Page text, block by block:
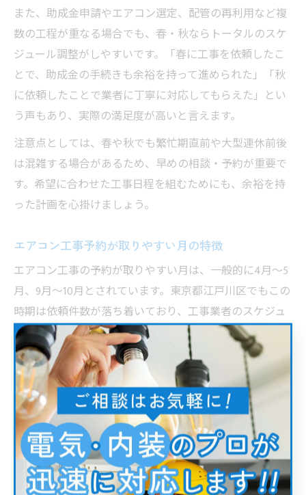
また、助成金申請やエアコン選定、配管の再利用など複
数の工程が重なる場合でも、春・秋ならトータルのスケ
ジュール調整がしやすいです。「春に工事を依頼したこ
とで、助成金の手続きも余裕を持って進められた」「秋
に依頼したことで業者に丁寧に対応してもらえた」とい
う声もあり、実際の満足度が高いと言えます。
注意点としては、春や秋でも繁忙期直前や大型連休前後
は混雑する場合があるため、早めの相談・予約が重要で
す。希望に合わせた工事日程を組むためにも、余裕を持
った計画を心掛けましょう。
エアコン工事予約が取りやすい月の特徴
エアコン工事の予約が取りやすい月は、一般的に4月〜5
月、9月〜10月とされています。東京都江戸川区でもこの
時期は依頼件数が落ち着いており、工事業者のスケジュ
ールにも余裕があるため、希望する日時で予約が取りや
すい傾向があります。閑散期を狙うことで、丁寧な現地
調査や見積もり、助成金申請サポートも受けやすくなり
ます。
この時期に予約することで「希望通りの日時に工事をし
てもらえた」「現地調査や見積もりもスムーズだった」
といった利用者の声が多く、トラブルや待ち時間のリス
クも減少します。また、工事内容や費用、助成金の条件